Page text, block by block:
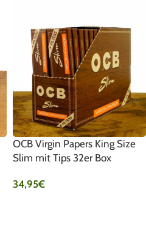
OCB Virgin Papers King Size
Slim mit Tips 32er Box
34,95€